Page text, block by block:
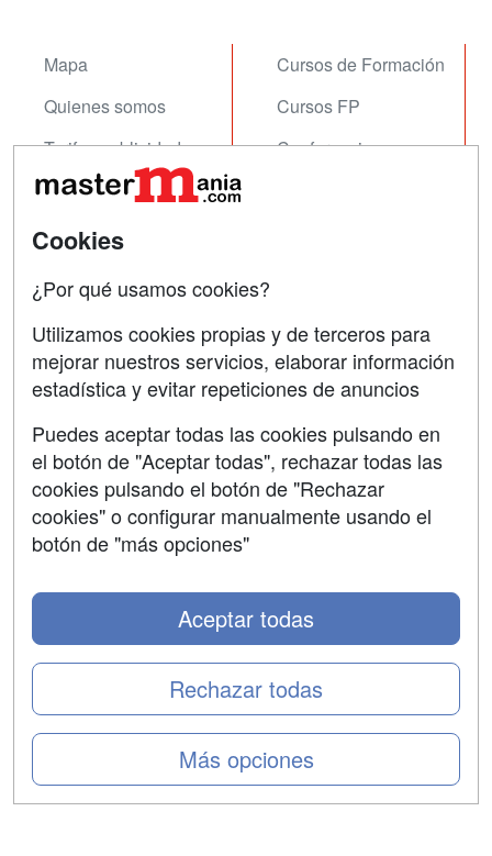
Mapa
Quienes somos
Tarifas publicidad
Acceso Usuarios
Acceso Centros
Cursos de Formación
Cursos FP
Conferencias
Contactar
Confidencialidad
Aviso legal
Copyleft
Cookies
¿Por qué usamos cookies?
Utilizamos cookies propias y de terceros para
mejorar nuestros servicios, elaborar información
estadística y evitar repeticiones de anuncios
Puedes aceptar todas las cookies pulsando en
el botón de "Aceptar todas", rechazar todas las
cookies pulsando el botón de "Rechazar
cookies" o configurar manualmente usando el
botón de "más opciones"
Más opciones
Rechazar todas
Aceptar todas